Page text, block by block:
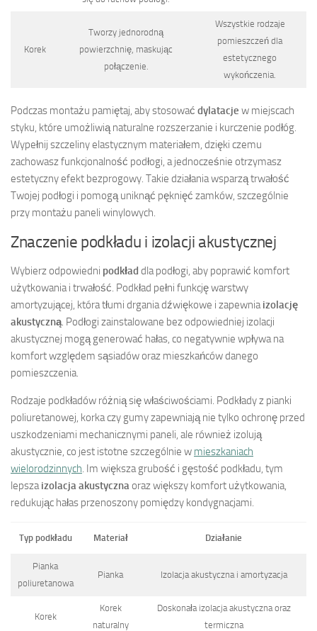
Korek
Tworzy jednorodną
powierzchnię, maskując
połączenie.
Wszystkie rodzaje
pomieszczeń dla
estetycznego
wykończenia.
Podczas montażu pamiętaj, aby stosować dylatacje w miejscach
styku, które umożliwią naturalne rozszerzanie i kurczenie podłóg.
Wypełnij szczeliny elastycznym materiałem, dzięki czemu
zachowasz funkcjonalność podłogi, a jednocześnie otrzymasz
estetyczny efekt bezprogowy. Takie działania wsparzą trwałość
Twojej podłogi i pomogą uniknąć pęknięć zamków, szczególnie
przy montażu paneli winylowych.
Znaczenie podkładu i izolacji akustycznej
Wybierz odpowiedni podkład dla podłogi, aby poprawić komfort
użytkowania i trwałość. Podkład pełni funkcję warstwy
amortyzującej, która tłumi drgania dźwiękowe i zapewniaizolację
akustyczną. Podłogi zainstalowane bez odpowiedniej izolacji
akustycznej mogą generować hałas, co negatywnie wpływa na
komfort względem sąsiadów oraz mieszkańców danego
pomieszczenia.
Rodzaje podkładów różnią się właściwościami. Podkłady z pianki
poliuretanowej, korka czy gumy zapewniają nie tylko ochronę przed
uszkodzeniami mechanicznymi paneli, ale również izolują
akustycznie, co jest istotne szczególnie w mieszkaniach
wielorodzinnych. Im większa grubość i gęstość podkładu, tym
lepszaizolacja akustycznaoraz większy komfort użytkowania,
redukując hałas przenoszony pomiędzy kondygnacjami.
Typ podkładu Materiał Działanie
Pianka
poliuretanowa
Pianka Izolacja akustyczna i amortyzacja
Korek
Korek
naturalny
Doskonała izolacja akustyczna oraz
termiczna